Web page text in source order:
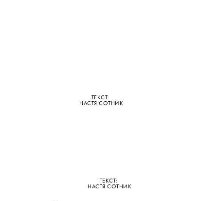
ТЕКСТ:
НАСТЯ СОТНИК
ТЕКСТ:
НАСТЯ СОТНИК